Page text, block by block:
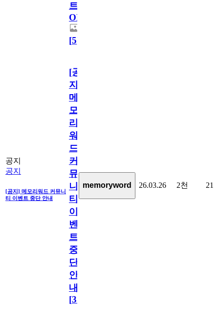
트
OPEN!
[5]
공지
공지
[공지] 메모리워드 커뮤니
티 이벤트 중단 안내
[공
지]
메
모
리
워
드
커
뮤
니
티
이
벤
트
중
단
안
내
[31
memoryword 26.03.26 2천 21